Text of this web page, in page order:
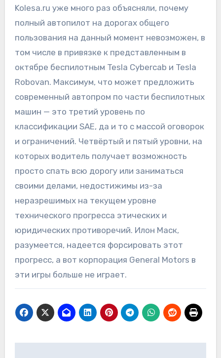
Kolesa.ru уже много раз объясняли, почему
полный автопилот на дорогах общего
пользования на данный момент невозможен, в
том числе в привязке к представленным в
октябре беспилотным Tesla Cybercab и Tesla
Robovan. Максимум, что может предложить
современный автопром по части беспилотных
машин — это третий уровень по
классификации SAE, да и то с массой оговорок
и ограничений. Четвёртый и пятый уровни, на
которых водитель получает возможность
просто спать всю дорогу или заниматься
своими делами, недостижимы из-за
неразрешимых на текущем уровне
технического прогресса этических и
юридических противоречий. Илон Маск,
разумеется, надеется форсировать этот
прогресс, а вот корпорация General Motors в
эти игры больше не играет.